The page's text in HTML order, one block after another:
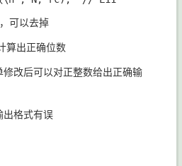
可以去掉
算出正确位数
改后可以对正整数给出正确输
出格式有误